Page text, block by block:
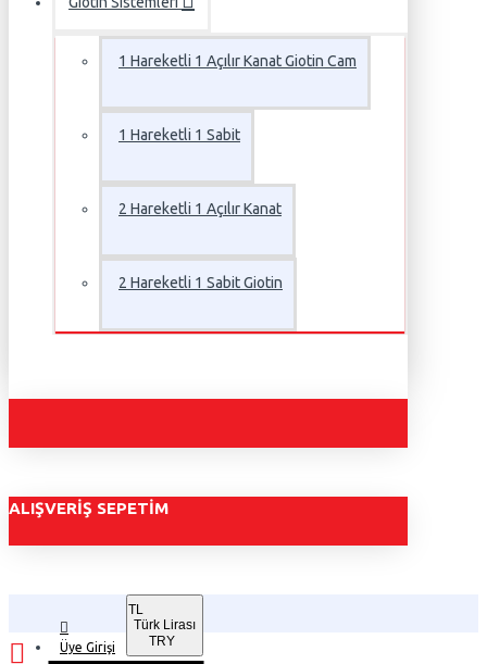
1 Hareketli 1 Açılır Kanat Giotin Cam
1 Hareketli 1 Sabit
2 Hareketli 1 Açılır Kanat
2 Hareketli 1 Sabit Giotin
ALIŞVERIŞ SEPETIM
Üye Girişi
TL
Türk Lirası
TRY